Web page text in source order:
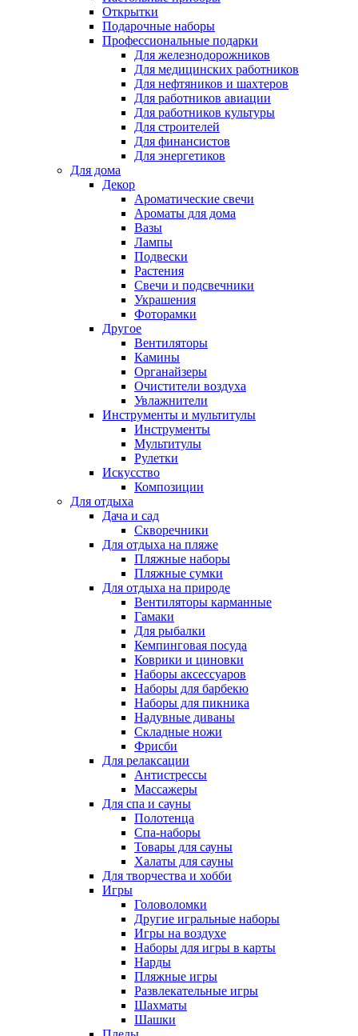
Открытки
Подарочные наборы
Профессиональные подарки
Для железнодорожников
Для медицинских работников
Для нефтяников и шахтеров
Для работников авиации
Для работников культуры
Для строителей
Для финансистов
Для энергетиков
Для дома
Декор
Ароматические свечи
Ароматы для дома
Вазы
Лампы
Подвески
Растения
Свечи и подсвечники
Украшения
Фоторамки
Другое
Вентиляторы
Камины
Органайзеры
Очистители воздуха
Увлажнители
Инструменты и мультитулы
Инструменты
Мультитулы
Рулетки
Искусство
Композиции
Для отдыха
Дача и сад
Скворечники
Для отдыха на пляже
Пляжные наборы
Пляжные сумки
Для отдыха на природе
Вентиляторы карманные
Гамаки
Для рыбалки
Кемпинговая посуда
Коврики и циновки
Наборы аксессуаров
Наборы для барбекю
Наборы для пикника
Надувные диваны
Складные ножи
Фрисби
Для релаксации
Антистрессы
Массажеры
Для спа и сауны
Полотенца
Спа-наборы
Товары для сауны
Халаты для сауны
Для творчества и хобби
Игры
Головоломки
Другие игральные наборы
Игры на воздухе
Наборы для игры в карты
Нарды
Пляжные игры
Развлекательные игры
Шахматы
Шашки